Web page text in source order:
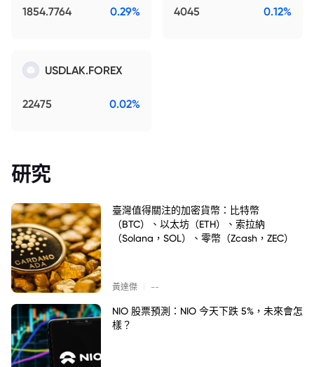
1854.7764 0.29% 4045 0.12%
USDLAK.FOREX
22475 0.02%
研究
臺灣值得關注的加密貨幣：比特幣
（BTC）、以太坊（ETH）、索拉納
（Solana，SOL）、零幣（Zcash，ZEC）
黃達傑 --
NIO 股票預測：NIO 今天下跌 5%，未來會怎
樣？